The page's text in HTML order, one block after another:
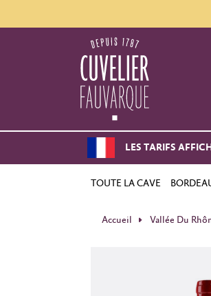
LES TARIFS
TOUTE LA CAVE
Accueil Vallée Du